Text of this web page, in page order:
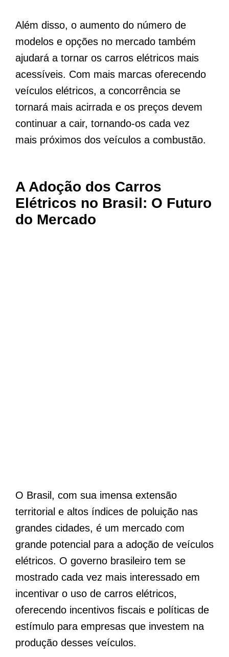
Além disso, o aumento do número de
modelos e opções no mercado também
ajudará a tornar os carros elétricos mais
acessíveis. Com mais marcas oferecendo
veículos elétricos, a concorrência se
tornará mais acirrada e os preços devem
continuar a cair, tornando-os cada vez
mais próximos dos veículos a combustão.
A Adoção dos Carros
Elétricos no Brasil: O Futuro
do Mercado
O Brasil, com sua imensa extensão
territorial e altos índices de poluição nas
grandes cidades, é um mercado com
grande potencial para a adoção de veículos
elétricos. O governo brasileiro tem se
mostrado cada vez mais interessado em
incentivar o uso de carros elétricos,
oferecendo incentivos fiscais e políticas de
estímulo para empresas que investem na
produção desses veículos.